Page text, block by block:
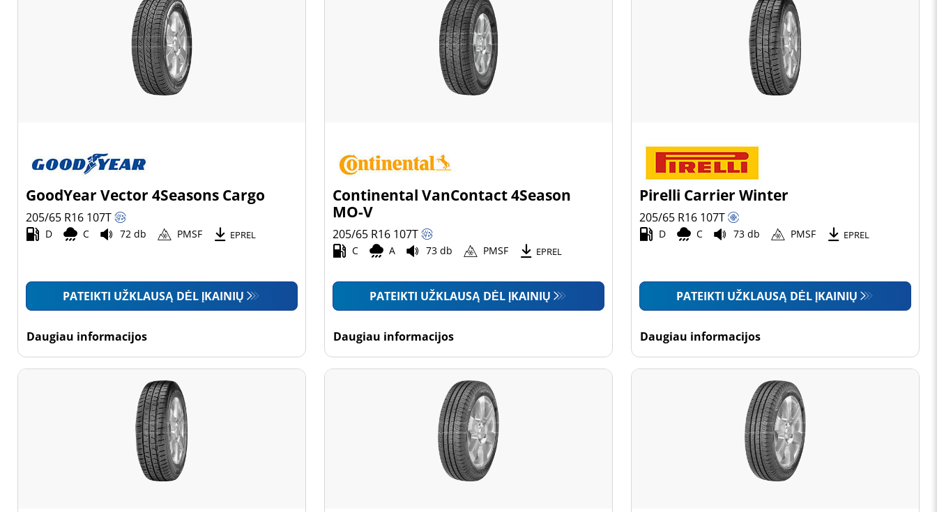
GoodYear Vector 4Seasons Cargo
205/65 R16 107T
D C 72 db PMSF EPREL
PATEIKTI UŽKLAUSĄ DĖL ĮKAINIŲ
Daugiau informacijos
Continental VanContact 4Season
MO-V
205/65 R16 107T
C A 73 db PMSF EPREL
PATEIKTI UŽKLAUSĄ DĖL ĮKAINIŲ
Daugiau informacijos
Pirelli Carrier Winter
205/65 R16 107T
D C 73 db PMSF EPREL
PATEIKTI UŽKLAUSĄ DĖL ĮKAINIŲ
Daugiau informacijos